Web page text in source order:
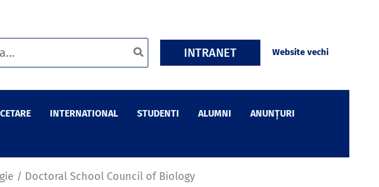
INTRANET Website vechi
INTERNATIONAL STUDENTI ALUMNI
ANUNȚURI
/ Doctoral School Council of Biology